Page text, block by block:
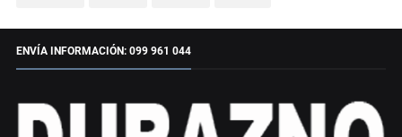
ENVÍA INFORMACIÓN: 099 961 044